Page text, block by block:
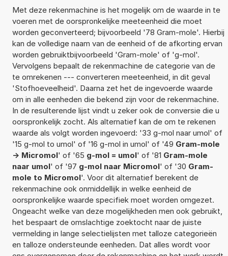
Met deze rekenmachine is het mogelijk om de waarde in te
voeren met de oorspronkelijke meeteenheid die moet
worden geconverteerd; bijvoorbeeld '78 Gram-mole'. Hierbij
kan de volledige naam van de eenheid of de afkorting ervan
worden gebruiktbijvoorbeeld 'Gram-mole' of 'g-mol'.
Vervolgens bepaalt de rekenmachine de categorie van de
te omrekenen --- converteren meeteenheid, in dit geval
'Stofhoeveelheid'. Daarna zet het de ingevoerde waarde
om in alle eenheden die bekend zijn voor de rekenmachine.
In de resulterende lijst vindt u zeker ook de conversie die u
oorspronkelijk zocht. Als alternatief kan de om te rekenen
waarde als volgt worden ingevoerd: '33 g-mol naar umol' of
'15 g-mol to umol' of '16 g-mol in umol' of '49 Gram-mole
-> Micromol' of '65 g-mol = umol' of '81 Gram-mole
naar umol' of '97 g-mol naar Micromol' of '30 Gram-
mole to Micromol'. Voor dit alternatief berekent de
rekenmachine ook onmiddellijk in welke eenheid de
oorspronkelijke waarde specifiek moet worden omgezet.
Ongeacht welke van deze mogelijkheden men ook gebruikt,
het bespaart de omslachtige zoektocht naar de juiste
vermelding in lange selectielijsten met talloze categorieën
en talloze ondersteunde eenheden. Dat alles wordt voor